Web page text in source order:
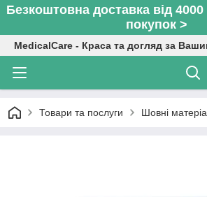
Безкоштовна доставка від
покупок >
MedicalCare - Краса та догляд за
Товари та послуги Шовні